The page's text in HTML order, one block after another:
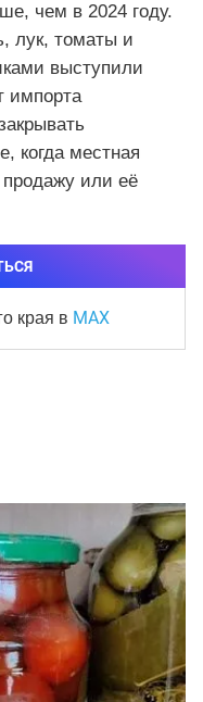
чем в 2024 году.
лук, томаты и
выступили
импорта
когда местная
или её
края в MAX